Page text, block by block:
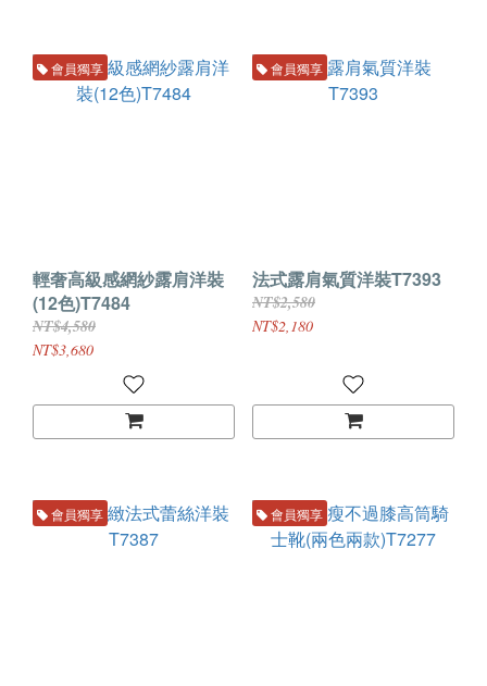
會員獨享
輕奢高級感網紗露肩洋裝
(12色)T7484
NT$4,580
NT$3,680
會員獨享
法式露肩氣質洋裝T7393
NT$2,580
NT$2,180
會員獨享 會員獨享